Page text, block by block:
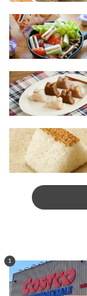
1